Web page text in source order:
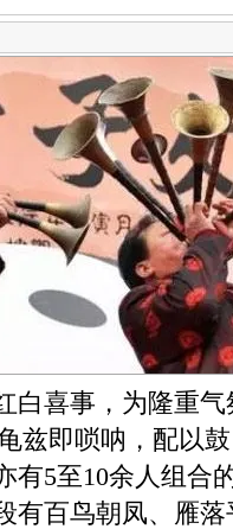
喜事，为隆重气
兹即唢呐，配以
有5至10余人组
有百鸟朝凤、雁